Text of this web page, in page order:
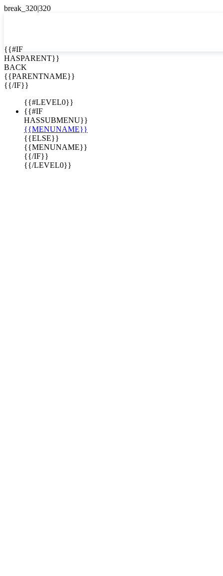

EN
ES
{{#IF
HASPARENT}}
BACK
{{PARENTNAME}}
{{/IF}}
{{#LEVEL0}}
{{#IF
HASSUBMENU}}
{{MENUNAME}}
{{ELSE}}
{{MENUNAME}}
{{/IF}}
{{/LEVEL0}}